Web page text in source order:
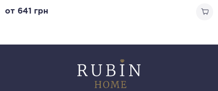
от 641 грн